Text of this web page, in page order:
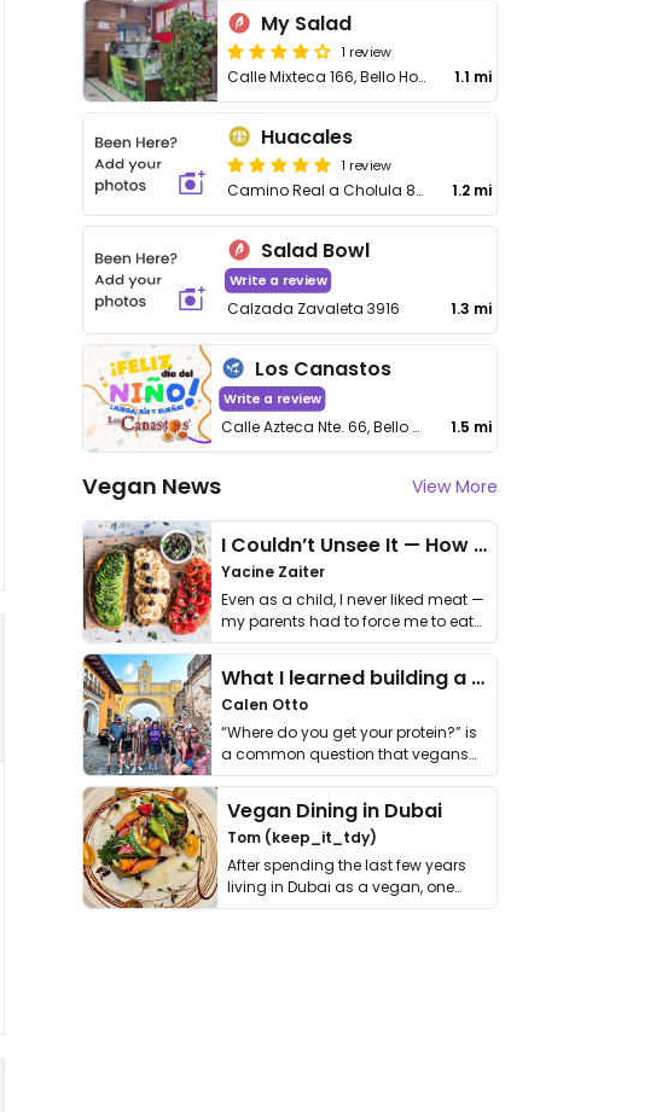
My Salad
1 review
Calle Mixteca 166, Bello Horizonte 1.1 mi
Huacales
1 review
Camino Real a Cholula 810-A 1.2 mi
Salad Bowl
Write a review
Calzada Zavaleta 3916 1.3 mi
Los Canastos
Write a review
Calle Azteca Nte. 66, Bello Horizonte, Heroica Puebla de Zaragoza 1.5 mi
Vegan News View More
I Couldn’t Unsee It — How Thailand Turned My Beliefs Into Action⁠
Yacine Zaiter
Even as a child, I never liked meat —
my parents had to force me to eat
it. I …
What I learned building a queer vegan travel brand
Calen Otto
“Where do you get your protein?” is
a common question that vegans
get asked. …
Vegan Dining in Dubai
Tom (keep_it_tdy)
After spending the last few years
living in Dubai as a vegan, one
thing has …